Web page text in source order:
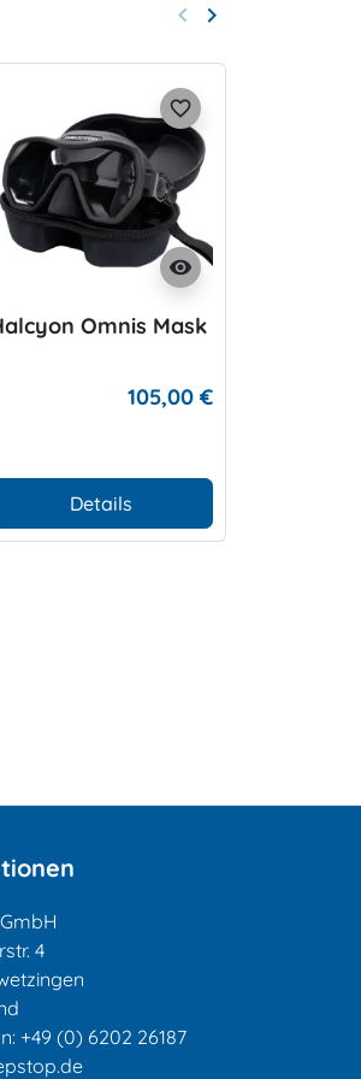
Zurück
keyboard_arrow_left Weiter
keyboard_arrow_right
visibility
favorite_border
Omnis Mask
105,00 €
Details
4
+49 (0) 6202 26187